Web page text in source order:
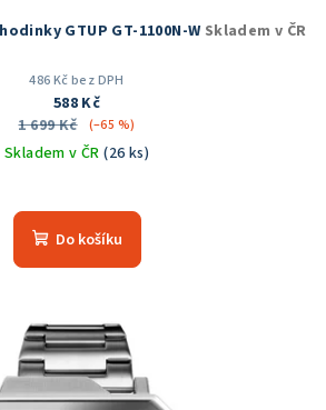
GTUP GT-1100N-W Skladem v ČR
486 Kč bez DPH
588 Kč
1 699 Kč
(–65 %)
Skladem v ČR(26 ks)
Do košíku